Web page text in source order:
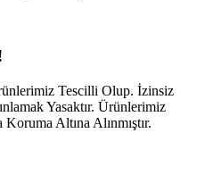
Tescilli Olup. İzinsiz
Yasaktır. Ürünlerimiz
Altına Alınmıştır.